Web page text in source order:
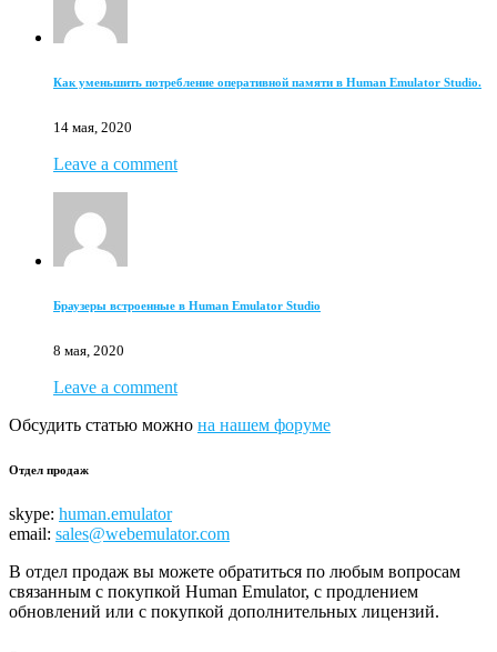
Как уменьшить потребление оперативной памяти в Human Emulator Studio.
14 мая, 2020
Leave a comment
Браузеры встроенные в Human Emulator Studio
8 мая, 2020
Leave a comment
Обсудить статью можно на нашем форуме
Отдел продаж
skype: human.emulator
email: sales@webemulator.com
В отдел продаж вы можете обратиться по любым вопросам
связанным с покупкой Human Emulator, с продлением
обновлений или с покупкой дополнительных лицензий.